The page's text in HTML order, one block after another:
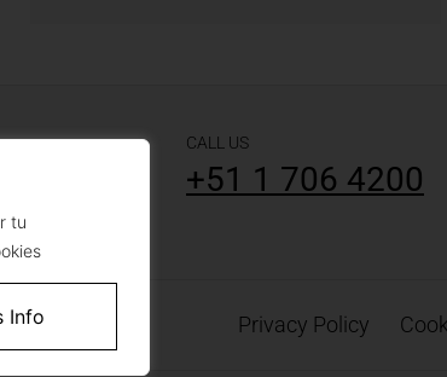
tu
Info
San
CALL US
+51 1 706 4200
Privacy Policy